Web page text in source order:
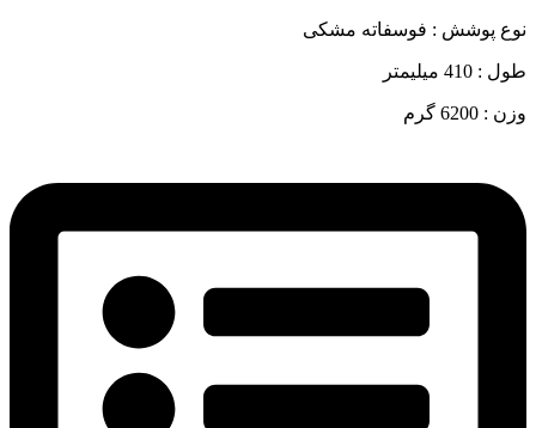
نوع پوشش : فوسفاته مشکی
طول : 410 میلیمتر
وزن : 6200 گرم